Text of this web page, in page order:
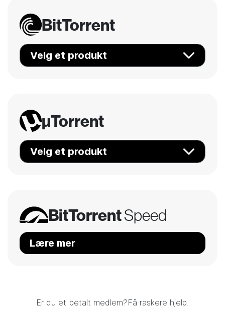
BitTorrent
Velg et produkt
µTorrent
Velg et produkt
BitTorrentSpeed
Lære mer
Er du et betalt medlem?Få raskere hjelp.